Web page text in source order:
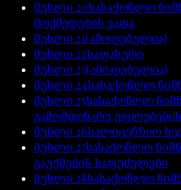
მუხლი 20სასაქონლო
მოქმედების ვადა
მუხლი 21(ამოღებულია)
მუხლი 22საფასური
მუხლი 23(ამოღებულია)
მუხლი 24სასაქონლო
მუხლი 25სასაქონლო
გამომდინარე
მუხლი 26სალიცენზიო
მუხლი 27სასაქონლო
გაუქმების საფუძვლები
მუხლი 28სასაქონლო